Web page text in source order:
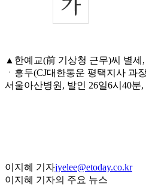
▲한예교(前 기상청 근무)씨 별세
ㆍ흥두(CJ대한통운 평택지사 과
서울아산병원, 발인 26일6시40분,
이지혜 기자jyelee@etoday.co.kr
이지혜 기자의 주요 뉴스